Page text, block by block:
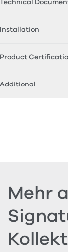
Technical
Installation
Product
Additional
Mehr